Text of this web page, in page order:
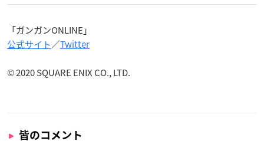
「ガンガンONLINE」
公式サイト／Twitter
© 2020 SQUARE ENIX CO., LTD.
皆のコメント